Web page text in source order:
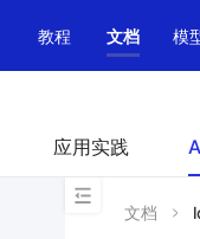
教程 文档 模
应用实践
文档